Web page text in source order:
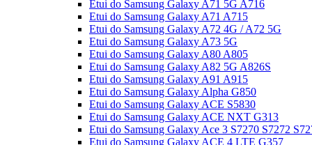
Etui do Samsung Galaxy A71 5G A716
Etui do Samsung Galaxy A71 A715
Etui do Samsung Galaxy A72 4G / A72 5G
Etui do Samsung Galaxy A73 5G
Etui do Samsung Galaxy A80 A805
Etui do Samsung Galaxy A82 5G A826S
Etui do Samsung Galaxy A91 A915
Etui do Samsung Galaxy Alpha G850
Etui do Samsung Galaxy ACE S5830
Etui do Samsung Galaxy ACE NXT G313
Etui do Samsung Galaxy Ace 3 S7270 S7272
Etui do Samsung Galaxy ACE 4 LTE G357